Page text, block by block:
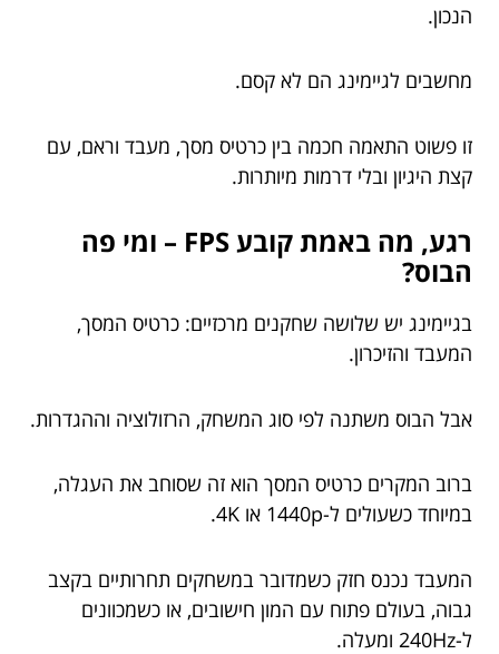
הנכון.
מחשבים לגיימינג הם לא קסם.
זו פשוט התאמה חכמה בין כרטיס מסך, מעבד וראם, עם
קצת היגיון ובלי דרמות מיותרות.
רגע, מה באמת קובע FPS – ומי פה
הבוס?
בגיימינג יש שלושה שחקנים מרכזיים: כרטיס המסך,
המעבד והזיכרון.
אבל הבוס משתנה לפי סוג המשחק, הרזולוציה וההגדרות.
ברוב המקרים כרטיס המסך הוא זה שסוחב את העגלה,
במיוחד כשעולים ל-1440p או 4K.
המעבד נכנס חזק כשמדובר במשחקים תחרותיים בקצב
גבוה, בעולם פתוח עם המון חישובים, או כשמכוונים
ל-240Hz ומעלה.